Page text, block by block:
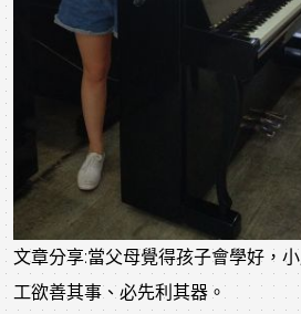
文章分享:當父母覺得孩子會學好，
工欲善其事、必先利其器。